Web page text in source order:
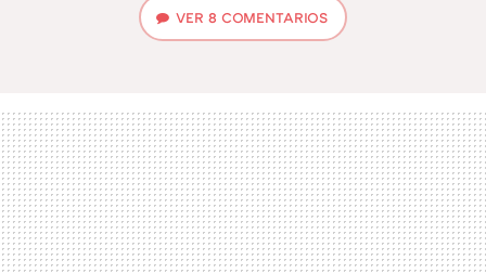
VER 8 COMENTARIOS